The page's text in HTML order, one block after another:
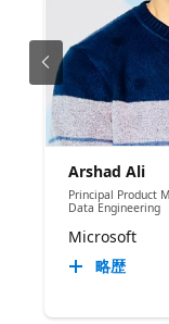
Arshad Ali
Principal Product
Data Engineering
Microsoft
略歴